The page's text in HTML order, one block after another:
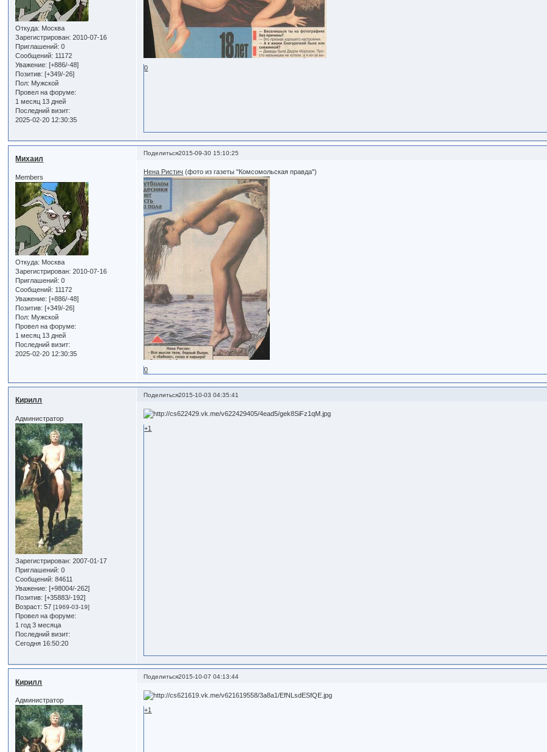
Откуда: Москва
Зарегистрирован: 2010-07-16
Приглашений: 0
Сообщений: 11172
Уважение: [+886/-48]
Позитив: [+349/-26]
Пол: Мужской
Провел на форуме:
1 месяц 13 дней
Последний визит:
2025-02-20 12:30:35
0
Поделиться2015-09-30 15:10:25
Михаил
Members
Откуда: Москва
Зарегистрирован: 2010-07-16
Приглашений: 0
Сообщений: 11172
Уважение: [+886/-48]
Позитив: [+349/-26]
Пол: Мужской
Провел на форуме:
1 месяц 13 дней
Последний визит:
2025-02-20 12:30:35
Нена Ристич (фото из газеты "Комсомольская правда")
0
Поделиться2015-10-03 04:35:41
Кирилл
Администратор
Зарегистрирован: 2007-01-17
Приглашений: 0
Сообщений: 84611
Уважение: [+98004/-262]
Позитив: [+35883/-192]
Возраст: 57[1969-03-19]
Провел на форуме:
1 год 3 месяца
Последний визит:
Сегодня 16:50:20
+1
Поделиться2015-10-07 04:13:44
Кирилл
Администратор
+1